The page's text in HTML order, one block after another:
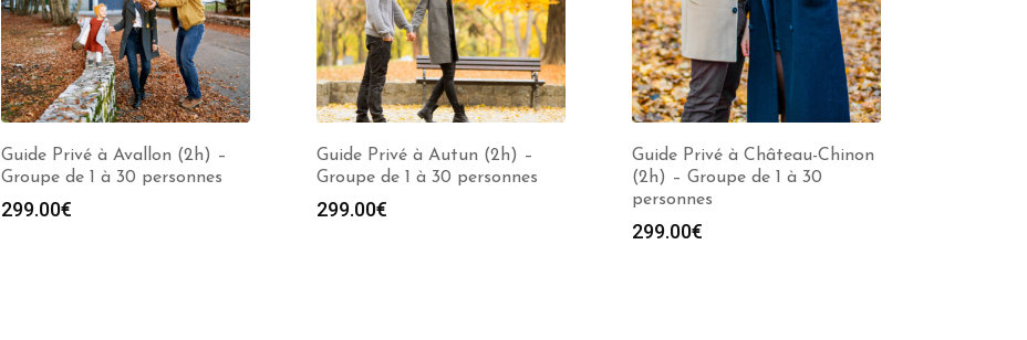
Guide Privé à Avallon (2h) –
Groupe de 1 à 30 personnes
299.00€
Guide Privé à Autun (2h) –
Groupe de 1 à 30 personnes
299.00€
Guide Privé à Château-Chinon
(2h) – Groupe de 1 à 30
personnes
299.00€